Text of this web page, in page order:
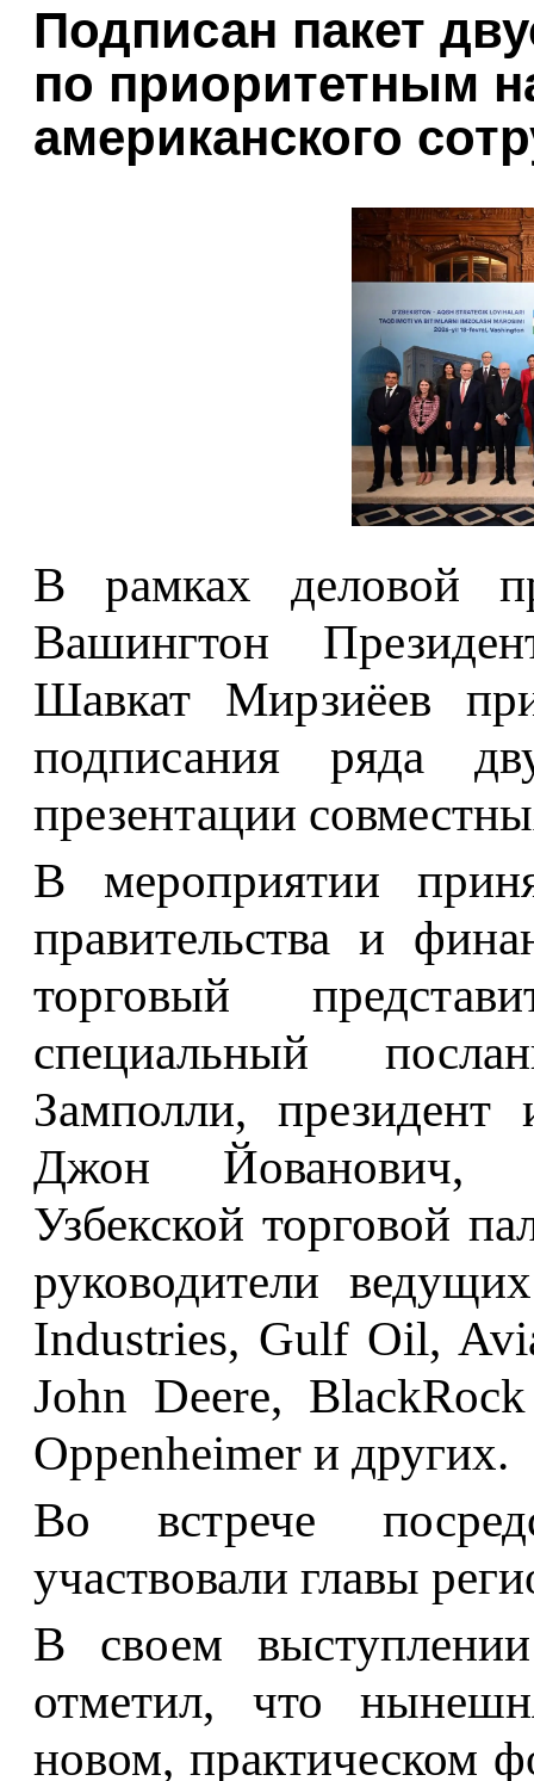
Подписан пакет
по приоритетным
американского
В рамках деловой
Вашингтон
Шавкат Мирзиёев
подписания ряда
презентации
В мероприятии
правительства и
торговый
специальный
Замполли, президент
Джон Йованович,
Узбекской торговой
руководители
Industries, Gulf Oil,
John Deere,
Oppenheimer и других.
Во встрече
участвовали главы
В своем выступлении
отметил, что
новом, практическом